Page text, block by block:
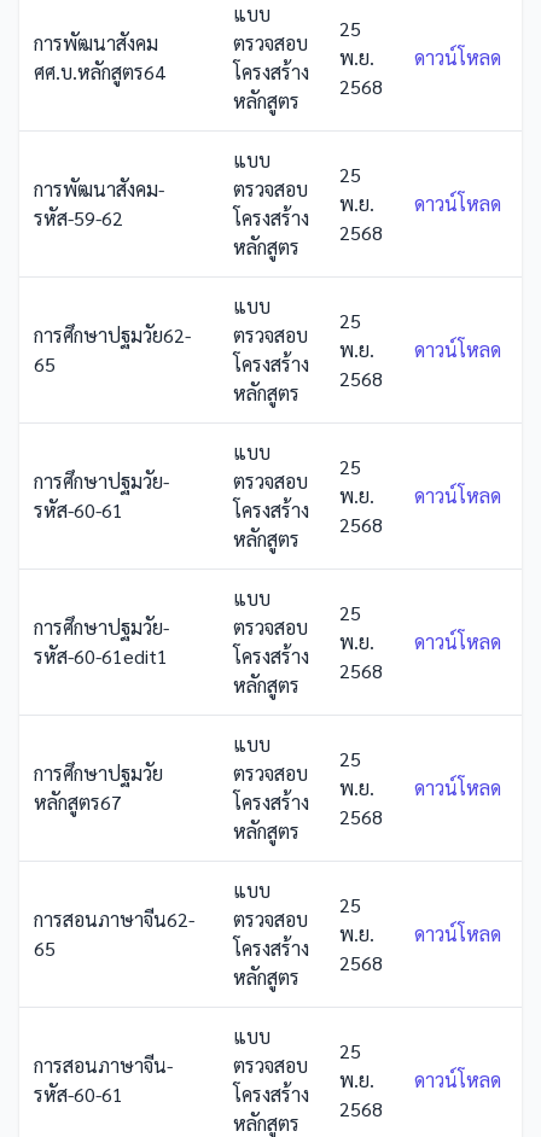
การพัฒนาสังคม
ศศ.บ.หลักสูตร64
แบบ
ตรวจสอบ
โครงสร้าง
หลักสูตร
25
พ.ย.
2568
ดาวน์โหลด
การพัฒนาสังคม-
รหัส-59-62
แบบ
ตรวจสอบ
โครงสร้าง
หลักสูตร
25
พ.ย.
2568
ดาวน์โหลด
การศึกษาปฐมวัย62-
65
แบบ
ตรวจสอบ
โครงสร้าง
หลักสูตร
25
พ.ย.
2568
ดาวน์โหลด
การศึกษาปฐมวัย-
รหัส-60-61
แบบ
ตรวจสอบ
โครงสร้าง
หลักสูตร
25
พ.ย.
2568
ดาวน์โหลด
การศึกษาปฐมวัย-
รหัส-60-61edit1
แบบ
ตรวจสอบ
โครงสร้าง
หลักสูตร
25
พ.ย.
2568
ดาวน์โหลด
การศึกษาปฐมวัย
หลักสูตร67
แบบ
ตรวจสอบ
โครงสร้าง
หลักสูตร
25
พ.ย.
2568
ดาวน์โหลด
การสอนภาษาจีน62-
65
แบบ
ตรวจสอบ
โครงสร้าง
หลักสูตร
25
พ.ย.
2568
ดาวน์โหลด
การสอนภาษาจีน-
รหัส-60-61
แบบ
ตรวจสอบ
โครงสร้าง
หลักสูตร
25
พ.ย.
2568
ดาวน์โหลด